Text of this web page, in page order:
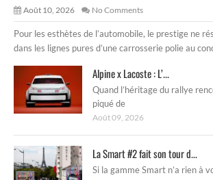
Août 10, 2026 No Comments
Pour les esthètes de l’automobile, le prestige ne
dans les lignes pures d’une carrosserie polie au
Alpine x Lacoste : L’...
Quand l’héritage du rallye
piqué de
Août 09, 2026
La Smart #2 fait son tour d...
Si la gamme Smart n’a rien à